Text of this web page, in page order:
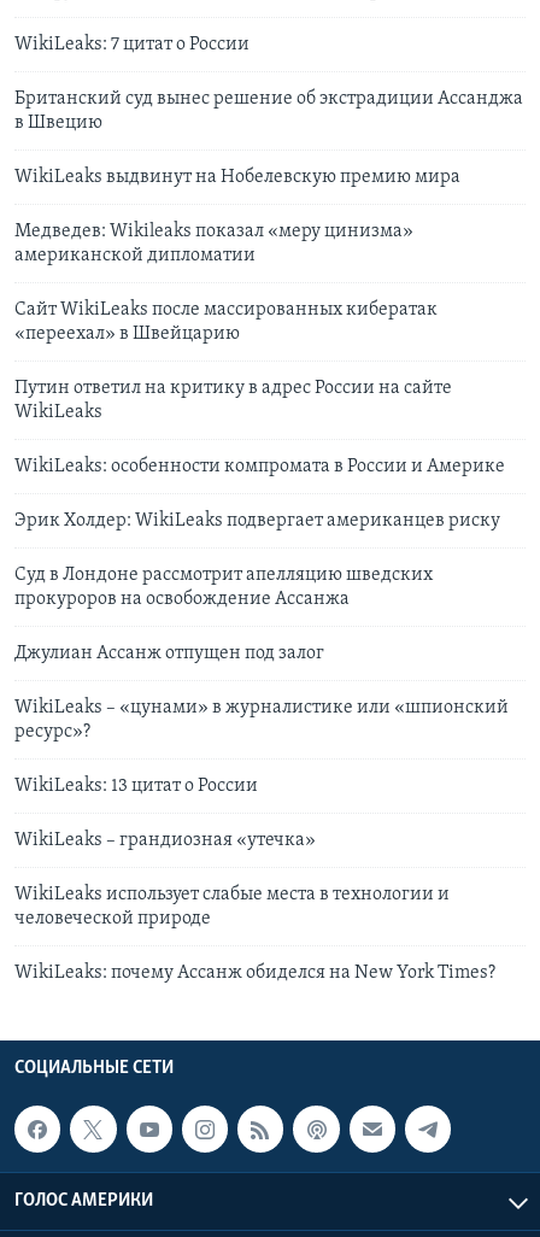
WikiLeaks: 7 цитат о России
Британский суд вынеc решение об экстрадиции Ассанджа
в Швецию
WikiLeaks выдвинут на Нобелевскую премию мира
Медведев: Wikileaks показал «меру цинизма»
американской дипломатии
Сайт WikiLeaks после массированных кибератак
«переехал» в Швейцарию
Путин ответил на критику в адрес России на сайте
WikiLeaks
WikiLeaks: особенности компромата в России и Америке
Эрик Холдер: WikiLeaks подвергает американцев риску
Суд в Лондоне рассмотрит апелляцию шведских
прокуроров на освобождение Ассанжа
Джулиан Ассанж отпущен под залог
WikiLeaks – «цунами» в журналистике или «шпионский
ресурс»?
WikiLeaks: 13 цитат о России
WikiLeaks – грандиозная «утечка»
WikiLeaks использует слабые места в технологии и
человеческой природе
WikiLeaks: почему Ассанж обиделся на New York Times?
СОЦИАЛЬНЫЕ СЕТИ
ГОЛОС АМЕРИКИ